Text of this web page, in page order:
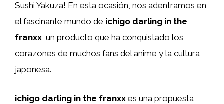
Sushi Yakuza! En esta ocasión, nos adentramos en
el fascinante mundo de ichigo darling in the
franxx, un producto que ha conquistado los
corazones de muchos fans del anime y la cultura
japonesa.
ichigo darling in the franxx es una propuesta